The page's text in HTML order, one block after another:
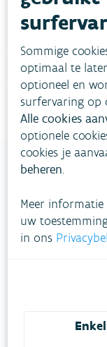
Niet
Bel gratis
VLAAMSE
een
VOLG VMM OP
Sommige
optimaal te
optioneel en
surfervaring op
Alle cookies
optionele
cookies je
beheren.
Meer informatie
uw
in ons